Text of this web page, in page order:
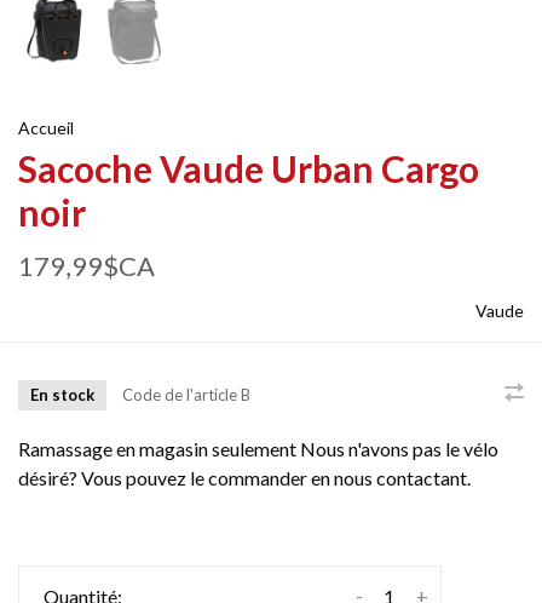
Accueil
Sacoche Vaude Urban Cargo
noir
179,99$CA
Vaude
En stock Code de l'articleB
Ramassage en magasin seulement Nous n'avons pas le vélo
désiré? Vous pouvez le commander en nous contactant.
Quantité: +
-